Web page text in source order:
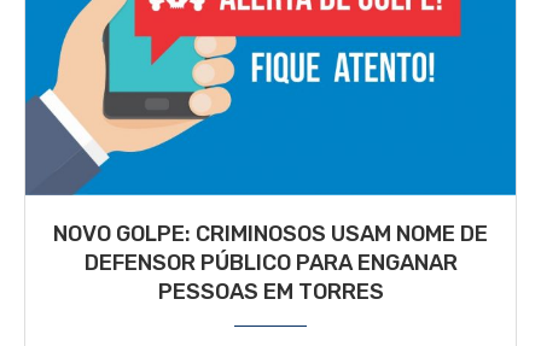
NOVO GOLPE: CRIMINOSOS USAM NOME DE
DEFENSOR PÚBLICO PARA ENGANAR
PESSOAS EM TORRES